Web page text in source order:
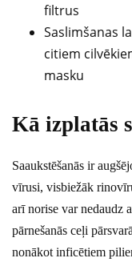
filtrus
Saslimšanas
citiem
masku
Kā izplatās
Saaukstēšanās ir
vīrusi, visbiežāk
arī norise var nedaudz
pārnešanās ceļi
nonākot inficētiem